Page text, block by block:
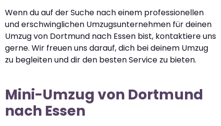
Wenn du auf der Suche nach einem professionellen
und erschwinglichen Umzugsunternehmen für deinen
Umzug von Dortmund nach Essen bist, kontaktiere uns
gerne. Wir freuen uns darauf, dich bei deinem Umzug
zu begleiten und dir den besten Service zu bieten.
Mini-Umzug von Dortmund
nach Essen